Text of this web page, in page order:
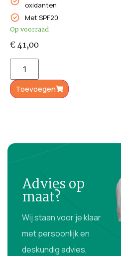
oxidanten
Met SPF20
Op voorraad
€41,00
Toevoegen
Advies op
maat?
Wij staan voor je klaar
met persoonlijk en
deskundig advies,